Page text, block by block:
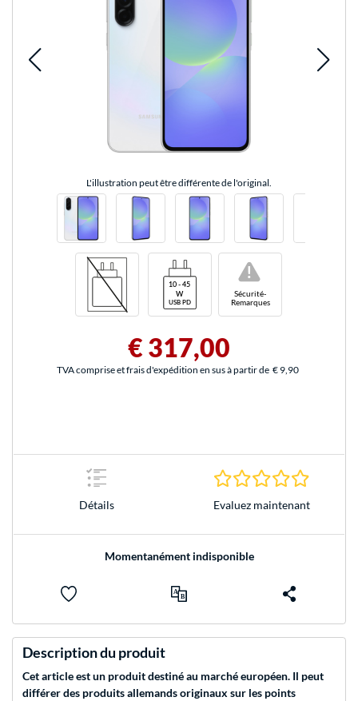
L'illustration peut être différente de l'original.
Sécurité-
Remarques
!
€ 317,00
TVA comprise et frais d'expédition en sus à partir de € 9,90
Détails Evaluez maintenant
Momentanément indisponible
Description du produit
Cet article est un produit destiné au marché européen. Il peut
différer des produits allemands originaux sur les points